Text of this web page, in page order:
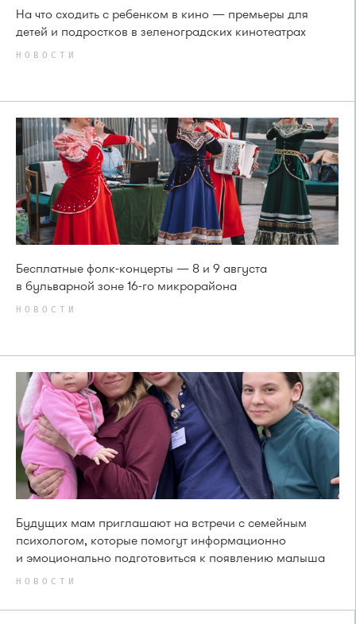
На что сходить с ребенком в кино — премьеры для
детей и подростков в зеленоградских кинотеатрах
НОВОСТИ
Бесплатные фолк-концерты — 8 и 9 августа
в бульварной зоне 16-го микрорайона
НОВОСТИ
Будущих мам приглашают на встречи с семейным
психологом, которые помогут информационно
и эмоционально подготовиться к появлению малыша
НОВОСТИ